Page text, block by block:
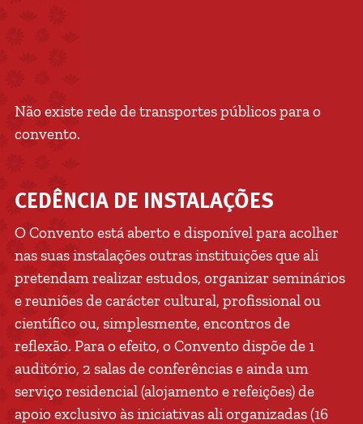
Não existe rede de transportes públicos para o
convento.
CEDÊNCIA DE INSTALAÇÕES
O Convento está aberto e disponível para acolher
nas suas instalações outras instituições que ali
pretendam realizar estudos, organizar seminários
e reuniões de carácter cultural, profissional ou
científico ou, simplesmente, encontros de
reflexão. Para o efeito, o Convento dispõe de 1
auditório, 2 salas de conferências e ainda um
serviço residencial (alojamento e refeições) de
apoio exclusivo às iniciativas ali organizadas (16